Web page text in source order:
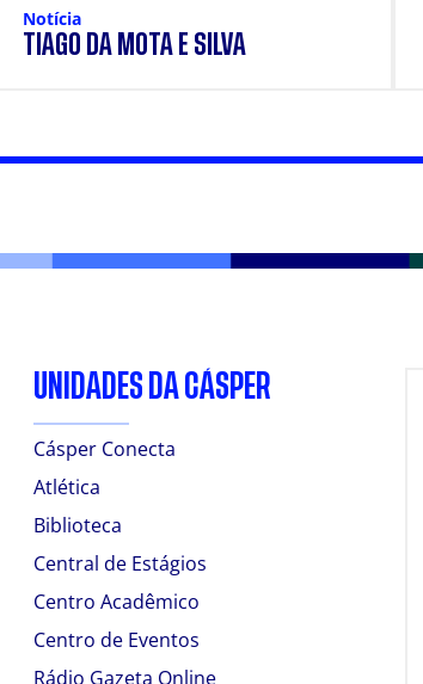
Notícia
TIAGO DA MOTA E SILVA
UNIDADES DA CÁSPER
Cásper Conecta
Atlética
Biblioteca
Central de Estágios
Centro Acadêmico
Centro de Eventos
Rádio Gazeta Online